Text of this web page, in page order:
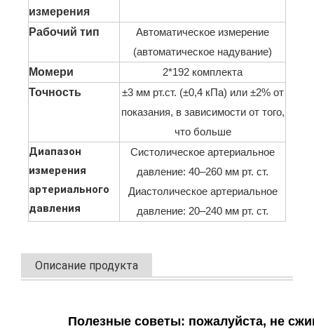
измерения
Рабочий тип
Автоматическое измерение
(автоматическое надувание)
Момери
2*192 комплекта
Точность
±3 мм рт.ст. (±0,4 кПа) или ±2% от
показания, в зависимости от того,
что больше
Диапазон
измерения
артериального
давления
Систолическое артериальное
давление: 40–260 мм рт. ст.
Диастолическое артериальное
давление: 20–240 мм рт. ст.
Описание продукта
Полезные советы: пожалуйста, не